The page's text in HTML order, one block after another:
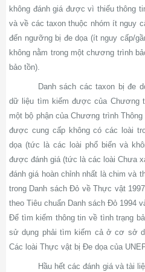
không đánh giá được vì thiếu thông
và về các taxon thuộc nhóm ít nguy
đến ngưỡng bị đe dọa (ít nguy cấp/
không nằm trong một chương trình
bảo tồn).
Danh sách các taxon bị đe
dữ liệu tìm kiếm được của Chương
một bộ phận của Chương trình
được cung cấp không có các loài
dọa (tức là các loài phổ biến và
được đánh giá (tức là các loài Chưa
đánh giá hoàn chỉnh nhất là chim và
trong Danh sách Đỏ về Thực vật
theo Tiêu chuẩn Danh sách Đỏ 1994
Để tìm kiếm thông tin về tình trạng
sử dụng phải tìm kiếm cả ở cơ sở
Các loài Thực vật bị Đe dọa của
Hầu hết các đánh giá và tài